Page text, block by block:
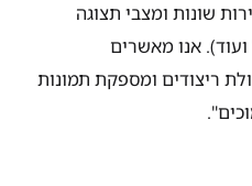
שונות ומצבי תצוגה
אנו מאשרים
ריצודים ומספקת תמונות